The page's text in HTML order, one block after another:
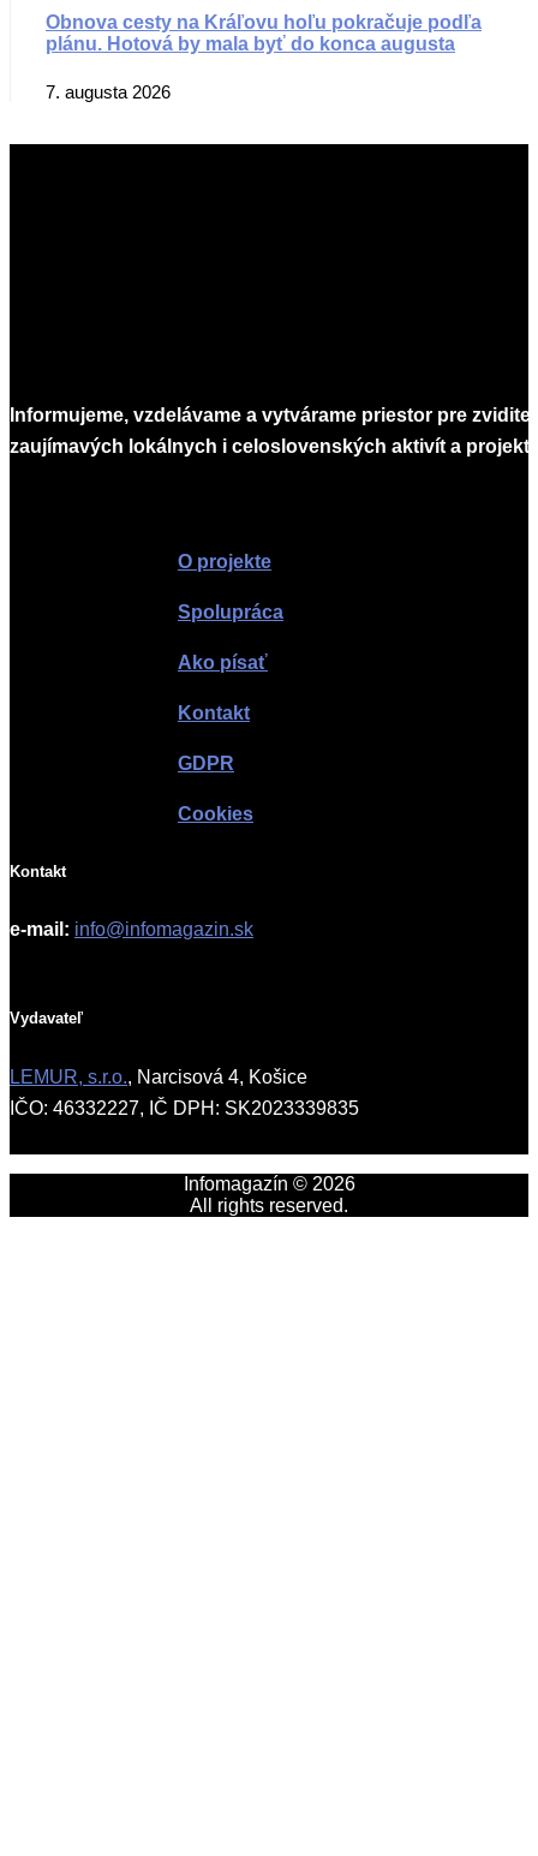
Obnova cesty na Kráľovu hoľu pokračuje podľa
plánu. Hotová by mala byť do konca augusta
7. augusta 2026
Informujeme, vzdelávame a vytvárame priestor pre
zaujímavých lokálnych i celoslovenských aktivít a
O projekte
Spolupráca
Ako písať
Kontakt
GDPR
Cookies
Kontakt
e-mail: info@infomagazin.sk
Vydavateľ
LEMUR, s.r.o., Narcisová 4, Košice
IČO: 46332227, IČ DPH: SK2023339835
Infomagazín © 2026
All rights reserved.